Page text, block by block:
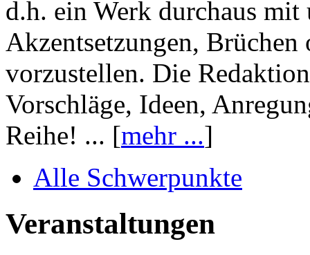
d.h. ein Werk durchaus mit
Akzentsetzungen, Brüchen
vorzustellen. Die
Vorschläge, Ideen,
Reihe! ... [mehr ...]
Alle Schwerpunkte
Veranstaltungen